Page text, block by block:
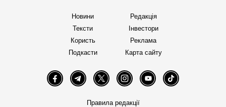
Новини
Тексти
Користь
Подкасти
Редакція
Інвестори
Реклама
Карта сайту
FacebookTelegramTwitter InstagramYouTube TikTok
Правила редакції